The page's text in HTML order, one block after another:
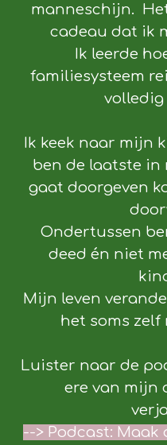
manneschijn.
cadeau dat ik
Ik leerde
familiesysteem
Ik keek naar mijn
ben de laatste in
gaat doorgeven
Ondertussen
deed én niet
Mijn leven
het soms zelf
Luister naar de
ere van mijn
--> Podcast: